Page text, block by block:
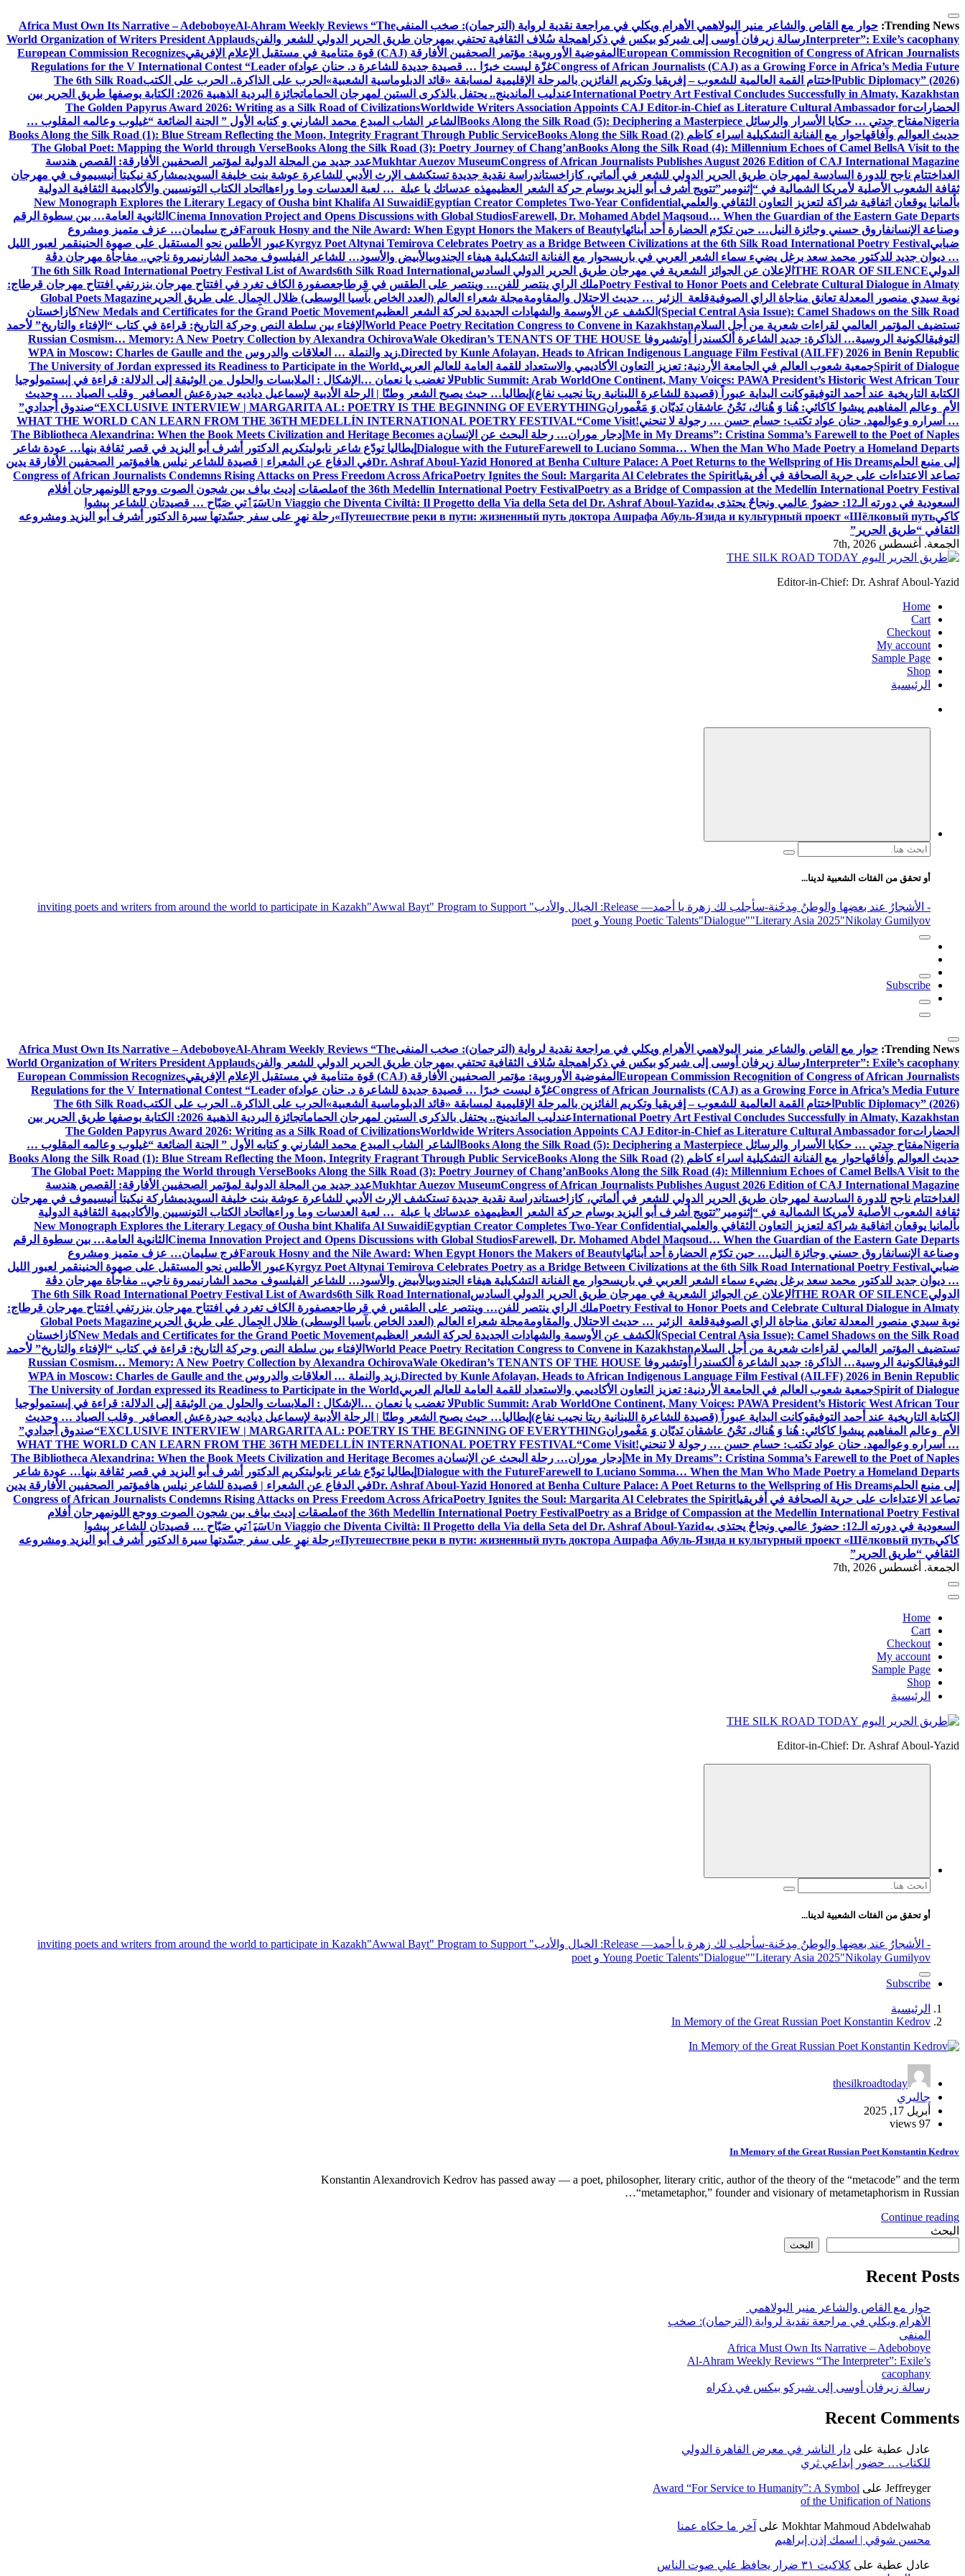
التجاوز
إلى
المحتوى
Trending News: حوار مع القاص والشاعر منير البولاهمي الأهرام ويكلي في مراجعة نقدية لرواية (الترجمان): صخب المنفى Africa Must Own Its Narrative – AdeboboyeAl-Ahram Weekly Reviews “The
Interpreter”: Exile’s cacophanyرسالة زيرفان أوسى إلى شيركو بيكس في ذكراهمجلة سُلاف الثقافية تحتفي بمهرجان طريق الحرير الدولي للشعر والفنWorld Organization of Writers President Applauds
European Commission Recognition of Congress of African Journalists المفوضية الأوروبية: مؤتمر الصحفيين الأفارقة (CAJ) قوة متنامية في مستقبل الإعلام الإفريقي
European Commission Recognizes
Congress of African Journalists (CAJ) as a Growing Force in Africa’s Media Futureغزّة ليست خبرًا … قصيدة جديدة للشاعرة د. حنان عوادRegulations for the V International Contest “Leader of
Public Diplomacy” (2026) اختتام القمة العالمية للشعوب – إفريقيا وتكريم الفائزين بالمرحلة الإقليمية لمسابقة «قائد الدبلوماسية الشعبية» الحرب على الذاكرة.. الحرب على الكتبThe 6th Silk Road
International Poetry Art Festival Concludes Successfully in Almaty, Kazakhstanعندليب الماندينج.. يحتفل بالذكرى الستين لمهرجان الحمامات
جائزة البردية الذهبية 2026: الكتابة بوصفها طريق الحرير بين
الحضارات
The Golden Papyrus Award 2026: Writing as a Silk Road of CivilizationsWorldwide Writers Association Appoints CAJ Editor-in-Chief as Literature Cultural Ambassador for
Nigeriaمفتاح جدتي … حكايا الأسرار والرسائل Books Along the Silk Road (5): Deciphering a Masterpiece الشاعر الشاب المبدع محمد الشارني و كتابه الأول ” الجنة الضائعة “غيلوب وعالمه المقلوب …
حديث العوالم وآفاقهاحوار مع الفنانة التشكيلية اسراء كاظم Books Along the Silk Road (1): Blue Stream Reflecting the Moon, Integrity Fragrant Through Public ServiceBooks Along the Silk Road (2)
The Global Poet: Mapping the World through VerseBooks Along the Silk Road (3): Poetry Journey of Chang’anBooks Along the Silk Road (4): Millennium Echoes of Camel BellsA Visit to the
Mukhtar Auezov MuseumCongress of African Journalists Publishes August 2026 Edition of CAJ International Magazine
عدد جديد من المجلة الدولية لمؤتمر الصحفيين الأفارقة: القصص هندسة
الغد اختتام ناجح للدورة السادسة لمهرجان طريق الحرير الدولي للشعر في ألماتي، كازاخستاندراسة نقدية جديدة تستكشف الإرث الأدبي للشاعرة عوشة بنت خليفة السويديمشاركة نيكيتا أنيسيموف في مهرجان
ثقافة الشعوب الأصلية لأمريكا الشمالية في “إثنومير”تتويج أشرف أبو اليزيد بوسام حركة الشعر العظيمهذه عدساتك يا عبلة … لعبة العدسات وما وراءها اتحاد الكتاب التونسيين والأكاديمية الثقافية الدولية
بألمانيا يوقعان اتفاقية شراكة لتعزيز التعاون الثقافي والعلمي
New Monograph Explores the Literary Legacy of Ousha bint Khalifa Al SuwaidiEgyptian Creator Completes Two-Year Confidential
Cinema Innovation Project and Opens Discussions with Global StudiosFarewell, Dr. Mohamed Abdel Maqsoud… When the Guardian of the Eastern Gate Departs
الثانوية العامة… بين سطوة الرقم
وصناعة الإنسانفاروق حسني وجائزة النيل… حين تكرّم الحضارة أحد أبنائهاFarouk Hosny and the Nile Award: When Egypt Honors the Makers of Beautyفرج سليمان… عزف متميز ومشروع
ضبابيKyrgyz Poet Altynai Temirova Celebrates Poetry as a Bridge Between Civilizations at the 6th Silk Road International Poetry Festivalعبور الأطلس نحو المستقبل على صهوة الحنينقمر لعبور الليل
… ديوان جديد للدكتور محمد سعد برغل يضيء سماء الشعر العربي في باريسحوار مع الفنانة التشكيلية هيفاء الجندوبيالأبيض والأسود… للشاعر الفيلسوف محمد الشارنيمروة ناجي.. مفاجأة مهرجان دڨة
الدوليTHE ROAR OF SILENCE الإعلان عن الجوائز الشعرية في مهرجان طريق الحرير الدولي السادس The 6th Silk Road International Poetry Festival List of Awards6th Silk Road International
Poetry Festival to Honor Poets and Celebrate Cultural Dialogue in Almatyملك الراي ينتصر للفن… وينتصر على الطقس في قرطاجعصفورة الكاف تغرد في افتتاح مهرجان بنزرتفي افتتاح مهرجان قرطاج:
نوبة سيدي منصور المعدلة تعانق مناجاة الراي الصوفيةقلعة الزئير … حديث الاحتلال والمقاومةمجلة شعراء العالم (العدد الخاص بآسيا الوسطى) ظلال الجِمال على طريق الحرير Global Poets Magazine
(Special Central Asia Issue): Camel Shadows on the Silk Road الكشف عن الأوسمة والشهادات الجديدة لحركة الشعر العظيمNew Medals and Certificates for the Grand Poetic Movementكازاخستان
تستضيف المؤتمر العالمي لقراءات شعرية من أجل السلامWorld Peace Poetry Recitation Congress to Convene in Kazakhstan الإفتاء بين سلطة النص وحركة التاريخ: قراءة في كتاب “الإفتاء والتاريخ” لأحمد
التوفيقالكونية الروسية… الذاكرة: جديد الشاعرة ألكسندرا أوتشيروفا Russian Cosmism… Memory: A New Poetry Collection by Alexandra OchirovaWale Okediran’s TENANTS OF THE HOUSE
Directed by Kunle Afolayan, Heads to African Indigenous Language Film Festival (AILFF) 2026 in Benin Republic. زيد والنملة … العلاقات والدروس WPA in Moscow: Charles de Gaulle and the
Spirit of Dialogueجمعية شعوب العالم في الجامعة الأردنية: تعزيز التعاون الأكاديمي والاستعداد للقمة العامة للعالم العربيThe University of Jordan expressed its Readiness to Participate in the World
Public Summit: Arab WorldOne Continent, Many Voices: PAWA President’s Historic West African Tour لا تغضب يا نعمان …الإشكال : الملابسات والحلول من الوثيقة إلى الدلالة: قراءة في إبستمولوجيا
الكتابة التاريخية عند أحمد التوفيقوكانت البداية عبوراً (قصيدة للشاعرة اللبنانية ريتا نجيب نفاع) إيطاليا… حيث يصبح الشعر وطنًا | الرحلة الأدبية لإسماعيل دياديه حيدرةعش العصافير وقلب الصياد … وحديث
الأم وعالم المفاهيم پیشوا کاکائي: هُنا وَ هُناك، نَحْنُ عاشقان نَديّان وَ مَغْمورانEXCLUSIVE INTERVIEW | MARGARITA AL: POETRY IS THE BEGINNING OF EVERYTHING“صندوق أجدادي”
… أسراره وعوالمهد. حنان عواد تكتب: حسام حسن … رجولة لا تنحني! WHAT THE WORLD CAN LEARN FROM THE 36TH MEDELLÍN INTERNATIONAL POETRY FESTIVAL“Come Visit
Me in My Dreams”: Cristina Somma’s Farewell to the Poet of Naples إدجار موران… رحلة البحث عن الإنسانThe Bibliotheca Alexandrina: When the Book Meets Civilization and Heritage Becomes a
Dialogue with the FutureFarewell to Luciano Somma… When the Man Who Made Poetry a Homeland Departs إيطاليا تودّع شاعر نابوليتكريم الدكتور أشرف أبو اليزيد في قصر ثقافة بنها… عودة شاعر
إلى منبع الحلمDr. Ashraf Aboul-Yazid Honored at Benha Culture Palace: A Poet Returns to the Wellspring of His Dreamsفي الدفاع عن الشعراء | قصيدة للشاعر نيلس هافمؤتمر الصحفيين الأفارقة يدين
تصاعد الاعتداءات على حرية الصحافة في أفريقيا
Congress of African Journalists Condemns Rising Attacks on Press Freedom Across AfricaPoetry Ignites the Soul: Margarita Al Celebrates the Spirit
of the 36th Medellín International Poetry FestivalPoetry as a Bridge of Compassion at the Medellín International Poetry Festival ملصقات إديث بياف بين شجون الصوت ووجع اللونمهرجان أفلام
السعودية في دورته الـ12: حضورٌ عالمي ونجاحٌ يحتذى به
Un Viaggio che Diventa Civiltà: Il Progetto della Via della Seta del Dr. Ashraf Aboul-Yazidسَيَٲتي صَبّاح … قصيدتان للشاعر بيشوا
كاكيПутешествие реки в пути: жизненный путь доктора Ашрафа Абуль-Язида и культурный проект «Шёлковый путь» رحلة نهرٍ على سفر جسّدتها سيرة الدكتور أشرف أبو اليزيد ومشروعه
الثقافي “طريق الحرير”
الجمعة. أغسطس 7th, 2026
Editor-in-Chief: Dr. Ashraf Aboul-Yazid
Home
Cart
Checkout
My account
Sample Page
Shop
الرئيسية
البحث
أو تحقق من الفئات الشعبية لدينا...
- الأشجارُ عند بعضِها والوطنُ مِدخَنة-سأجلب لك زهرة يا أحمد— Release : الخيال والأدب" inviting poets and writers from around the world to participate in Kazakh
"Awwal Bayt" Program to Support
Young Poetic Talents"Dialogue""Literary Asia 2025"Nikolay Gumilyov و poet
Subscribe
Trending News: حوار مع القاص والشاعر منير البولاهمي الأهرام ويكلي في مراجعة نقدية لرواية (الترجمان): صخب المنفى Africa Must Own Its Narrative – AdeboboyeAl-Ahram Weekly Reviews “The
Interpreter”: Exile’s cacophanyرسالة زيرفان أوسى إلى شيركو بيكس في ذكراهمجلة سُلاف الثقافية تحتفي بمهرجان طريق الحرير الدولي للشعر والفنWorld Organization of Writers President Applauds
European Commission Recognition of Congress of African Journalists المفوضية الأوروبية: مؤتمر الصحفيين الأفارقة (CAJ) قوة متنامية في مستقبل الإعلام الإفريقي
European Commission Recognizes
Congress of African Journalists (CAJ) as a Growing Force in Africa’s Media Futureغزّة ليست خبرًا … قصيدة جديدة للشاعرة د. حنان عوادRegulations for the V International Contest “Leader of
Public Diplomacy” (2026) اختتام القمة العالمية للشعوب – إفريقيا وتكريم الفائزين بالمرحلة الإقليمية لمسابقة «قائد الدبلوماسية الشعبية» الحرب على الذاكرة.. الحرب على الكتبThe 6th Silk Road
International Poetry Art Festival Concludes Successfully in Almaty, Kazakhstanعندليب الماندينج.. يحتفل بالذكرى الستين لمهرجان الحمامات
جائزة البردية الذهبية 2026: الكتابة بوصفها طريق الحرير بين
الحضارات
The Golden Papyrus Award 2026: Writing as a Silk Road of CivilizationsWorldwide Writers Association Appoints CAJ Editor-in-Chief as Literature Cultural Ambassador for
Nigeriaمفتاح جدتي … حكايا الأسرار والرسائل Books Along the Silk Road (5): Deciphering a Masterpiece الشاعر الشاب المبدع محمد الشارني و كتابه الأول ” الجنة الضائعة “غيلوب وعالمه المقلوب …
حديث العوالم وآفاقهاحوار مع الفنانة التشكيلية اسراء كاظم Books Along the Silk Road (1): Blue Stream Reflecting the Moon, Integrity Fragrant Through Public ServiceBooks Along the Silk Road (2)
The Global Poet: Mapping the World through VerseBooks Along the Silk Road (3): Poetry Journey of Chang’anBooks Along the Silk Road (4): Millennium Echoes of Camel BellsA Visit to the
Mukhtar Auezov MuseumCongress of African Journalists Publishes August 2026 Edition of CAJ International Magazine
عدد جديد من المجلة الدولية لمؤتمر الصحفيين الأفارقة: القصص هندسة
الغد اختتام ناجح للدورة السادسة لمهرجان طريق الحرير الدولي للشعر في ألماتي، كازاخستاندراسة نقدية جديدة تستكشف الإرث الأدبي للشاعرة عوشة بنت خليفة السويديمشاركة نيكيتا أنيسيموف في مهرجان
ثقافة الشعوب الأصلية لأمريكا الشمالية في “إثنومير”تتويج أشرف أبو اليزيد بوسام حركة الشعر العظيمهذه عدساتك يا عبلة … لعبة العدسات وما وراءها اتحاد الكتاب التونسيين والأكاديمية الثقافية الدولية
بألمانيا يوقعان اتفاقية شراكة لتعزيز التعاون الثقافي والعلمي
New Monograph Explores the Literary Legacy of Ousha bint Khalifa Al SuwaidiEgyptian Creator Completes Two-Year Confidential
Cinema Innovation Project and Opens Discussions with Global StudiosFarewell, Dr. Mohamed Abdel Maqsoud… When the Guardian of the Eastern Gate Departs
الثانوية العامة… بين سطوة الرقم
وصناعة الإنسانفاروق حسني وجائزة النيل… حين تكرّم الحضارة أحد أبنائهاFarouk Hosny and the Nile Award: When Egypt Honors the Makers of Beautyفرج سليمان… عزف متميز ومشروع
ضبابيKyrgyz Poet Altynai Temirova Celebrates Poetry as a Bridge Between Civilizations at the 6th Silk Road International Poetry Festivalعبور الأطلس نحو المستقبل على صهوة الحنينقمر لعبور الليل
… ديوان جديد للدكتور محمد سعد برغل يضيء سماء الشعر العربي في باريسحوار مع الفنانة التشكيلية هيفاء الجندوبيالأبيض والأسود… للشاعر الفيلسوف محمد الشارنيمروة ناجي.. مفاجأة مهرجان دڨة
الدوليTHE ROAR OF SILENCE الإعلان عن الجوائز الشعرية في مهرجان طريق الحرير الدولي السادس The 6th Silk Road International Poetry Festival List of Awards6th Silk Road International
Poetry Festival to Honor Poets and Celebrate Cultural Dialogue in Almatyملك الراي ينتصر للفن… وينتصر على الطقس في قرطاجعصفورة الكاف تغرد في افتتاح مهرجان بنزرتفي افتتاح مهرجان قرطاج:
نوبة سيدي منصور المعدلة تعانق مناجاة الراي الصوفيةقلعة الزئير … حديث الاحتلال والمقاومةمجلة شعراء العالم (العدد الخاص بآسيا الوسطى) ظلال الجِمال على طريق الحرير Global Poets Magazine
(Special Central Asia Issue): Camel Shadows on the Silk Road الكشف عن الأوسمة والشهادات الجديدة لحركة الشعر العظيمNew Medals and Certificates for the Grand Poetic Movementكازاخستان
تستضيف المؤتمر العالمي لقراءات شعرية من أجل السلامWorld Peace Poetry Recitation Congress to Convene in Kazakhstan الإفتاء بين سلطة النص وحركة التاريخ: قراءة في كتاب “الإفتاء والتاريخ” لأحمد
التوفيقالكونية الروسية… الذاكرة: جديد الشاعرة ألكسندرا أوتشيروفا Russian Cosmism… Memory: A New Poetry Collection by Alexandra OchirovaWale Okediran’s TENANTS OF THE HOUSE
Directed by Kunle Afolayan, Heads to African Indigenous Language Film Festival (AILFF) 2026 in Benin Republic. زيد والنملة … العلاقات والدروس WPA in Moscow: Charles de Gaulle and the
Spirit of Dialogueجمعية شعوب العالم في الجامعة الأردنية: تعزيز التعاون الأكاديمي والاستعداد للقمة العامة للعالم العربيThe University of Jordan expressed its Readiness to Participate in the World
Public Summit: Arab WorldOne Continent, Many Voices: PAWA President’s Historic West African Tour لا تغضب يا نعمان …الإشكال : الملابسات والحلول من الوثيقة إلى الدلالة: قراءة في إبستمولوجيا
الكتابة التاريخية عند أحمد التوفيقوكانت البداية عبوراً (قصيدة للشاعرة اللبنانية ريتا نجيب نفاع) إيطاليا… حيث يصبح الشعر وطنًا | الرحلة الأدبية لإسماعيل دياديه حيدرةعش العصافير وقلب الصياد … وحديث
الأم وعالم المفاهيم پیشوا کاکائي: هُنا وَ هُناك، نَحْنُ عاشقان نَديّان وَ مَغْمورانEXCLUSIVE INTERVIEW | MARGARITA AL: POETRY IS THE BEGINNING OF EVERYTHING“صندوق أجدادي”
… أسراره وعوالمهد. حنان عواد تكتب: حسام حسن … رجولة لا تنحني! WHAT THE WORLD CAN LEARN FROM THE 36TH MEDELLÍN INTERNATIONAL POETRY FESTIVAL“Come Visit
Me in My Dreams”: Cristina Somma’s Farewell to the Poet of Naples إدجار موران… رحلة البحث عن الإنسانThe Bibliotheca Alexandrina: When the Book Meets Civilization and Heritage Becomes a
Dialogue with the FutureFarewell to Luciano Somma… When the Man Who Made Poetry a Homeland Departs إيطاليا تودّع شاعر نابوليتكريم الدكتور أشرف أبو اليزيد في قصر ثقافة بنها… عودة شاعر
إلى منبع الحلمDr. Ashraf Aboul-Yazid Honored at Benha Culture Palace: A Poet Returns to the Wellspring of His Dreamsفي الدفاع عن الشعراء | قصيدة للشاعر نيلس هافمؤتمر الصحفيين الأفارقة يدين
تصاعد الاعتداءات على حرية الصحافة في أفريقيا
Congress of African Journalists Condemns Rising Attacks on Press Freedom Across AfricaPoetry Ignites the Soul: Margarita Al Celebrates the Spirit
of the 36th Medellín International Poetry FestivalPoetry as a Bridge of Compassion at the Medellín International Poetry Festival ملصقات إديث بياف بين شجون الصوت ووجع اللونمهرجان أفلام
السعودية في دورته الـ12: حضورٌ عالمي ونجاحٌ يحتذى به
Un Viaggio che Diventa Civiltà: Il Progetto della Via della Seta del Dr. Ashraf Aboul-Yazidسَيَٲتي صَبّاح … قصيدتان للشاعر بيشوا
كاكيПутешествие реки в пути: жизненный путь доктора Ашрафа Абуль-Язида и культурный проект «Шёлковый путь» رحلة نهرٍ على سفر جسّدتها سيرة الدكتور أشرف أبو اليزيد ومشروعه
الثقافي “طريق الحرير”
الجمعة. أغسطس 7th, 2026
Home
Cart
Checkout
My account
Sample Page
Shop
الرئيسية
Editor-in-Chief: Dr. Ashraf Aboul-Yazid
البحث
أو تحقق من الفئات الشعبية لدينا...
- الأشجارُ عند بعضِها والوطنُ مِدخَنة-سأجلب لك زهرة يا أحمد— Release : الخيال والأدب" inviting poets and writers from around the world to participate in Kazakh
"Awwal Bayt" Program to Support
Young Poetic Talents"Dialogue""Literary Asia 2025"Nikolay Gumilyov و poet
Subscribe
الرئيسية
In Memory of the Great Russian Poet Konstantin Kedrov
thesilkroadtoday
جاليري
أبريل 17, 2025
97 views
In Memory of the Great Russian Poet Konstantin Kedrov
Konstantin Alexandrovich Kedrov has passed away — a poet, philosopher, literary critic, author of the theory of the “metacode” and the term
“metametaphor,” founder and visionary of metametaphorism in Russian…
Continue reading
البحث
البحث
Recent Posts
حوار مع القاص والشاعر منير البولاهمي
الأهرام ويكلي في مراجعة نقدية لرواية (الترجمان): صخب
المنفى
Africa Must Own Its Narrative – Adeboboye
Al-Ahram Weekly Reviews “The Interpreter”: Exile’s
cacophany
رسالة زيرفان أوسى إلى شيركو بيكس في ذكراه
Recent Comments
عادل عطية على دار الناشر في معرض القاهرة الدولي
للكتاب… حضور إبداعي ثري
Jeffreyger على Award “For Service to Humanity”: A Symbol
of the Unification of Nations
Mokhtar Mahmoud Abdelwahab على آخر ما حكاه عمنا
محسن شوقي | اسمك إذن إبراهيم
عادل عطية على
كلاكيت ٣١ ضرار يحافظ علي صوت الناس